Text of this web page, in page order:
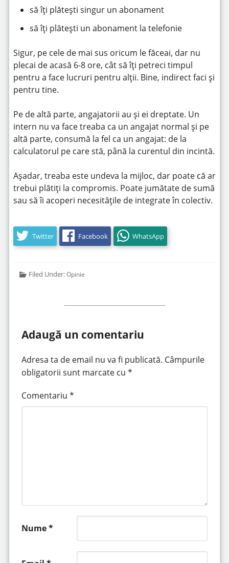
să îți plătești singur un abonament
să îți plătești un abonament la telefonie
Sigur, pe cele de mai sus oricum le făceai, dar nu
plecai de acasă 6-8 ore, cât să îți petreci timpul
pentru a face lucruri pentru alții. Bine, indirect faci și
pentru tine.
Pe de altă parte, angajatorii au și ei dreptate. Un
intern nu va face treaba ca un angajat normal și pe
altă parte, consumă la fel ca un angajat: de la
calculatorul pe care stă, până la curentul din incintă.
Așadar, treaba este undeva la mijloc, dar poate că ar
trebui plătiți la compromis. Poate jumătate de sumă
sau să îi acoperi necesitățile de integrate în colectiv.
Twitter Facebook WhatsApp
Filed Under:Opinie
Adaugă un comentariu
Adresa ta de email nu va fi publicată. Câmpurile
obligatorii sunt marcate cu *
Comentariu *
Nume*